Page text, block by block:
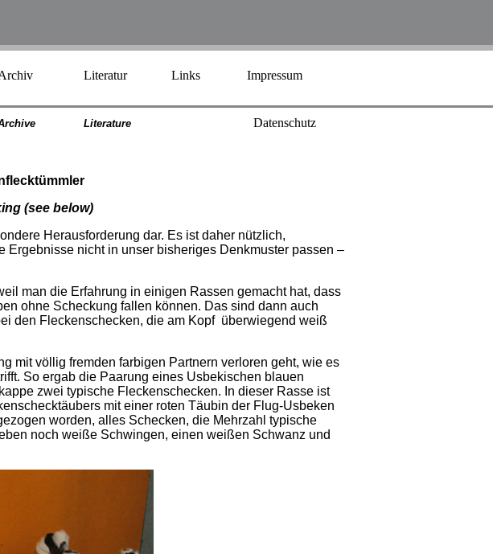
Literatur Links Impressum
e Literature Datenschutz
(see below)
Herausforderung dar. Es ist daher nützlich,
Ergebnisse nicht in unser bisheriges Denkmuster passen –
man die Erfahrung in einigen Rassen gemacht hat, dass
ohne Scheckung fallen können. Das sind dann auch
den Fleckenschecken, die am Kopf überwiegend weiß
mit völlig fremden farbigen Partnern verloren geht, wie es
So ergab die Paarung eines Usbekischen blauen
zwei typische Fleckenschecken. In dieser Rasse ist
mit einer roten Täubin der Flug-Usbeken
worden, alles Schecken, die Mehrzahl typische
noch weiße Schwingen, einen weißen Schwanz und